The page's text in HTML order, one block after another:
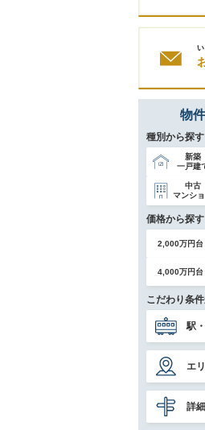
物
種別から探す
新築
一戸建
中古
マンシ
価格から探す
2,000万円台
4,000万円台
こだわり条
駅
エ
詳